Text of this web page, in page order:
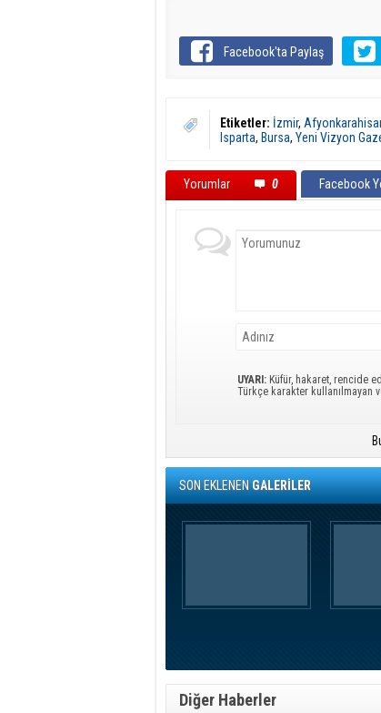
Facebook'ta Paylaş
Etiketler: İzmir, Afyonkarahisar
Isparta, Bursa, Yeni Vizyon
Yorumlar 0 Facebook
UYARI: Küfür, hakaret, rencide
Türkçe karakter kullanılmayan
SON EKLENENGALERİLER
Diğer Haberler